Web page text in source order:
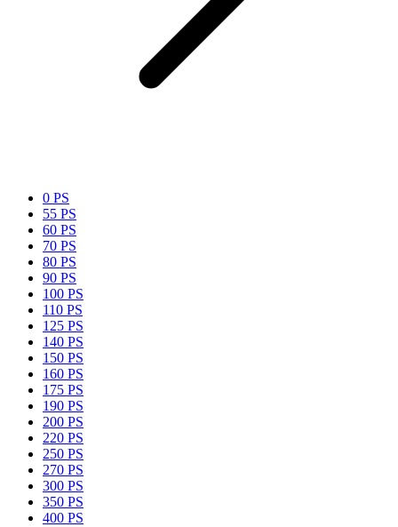
0 PS
55 PS
60 PS
70 PS
80 PS
90 PS
100 PS
110 PS
125 PS
140 PS
150 PS
160 PS
175 PS
190 PS
200 PS
220 PS
250 PS
270 PS
300 PS
350 PS
400 PS